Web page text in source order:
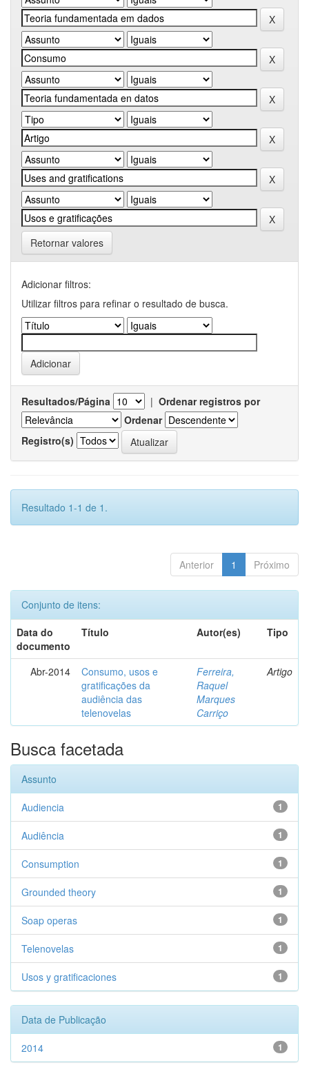
Retornar valores
Adicionar filtros:
Utilizar filtros para refinar o resultado de busca.
Resultados/Página | Ordenar registros por
Ordenar
Registro(s)
Resultado 1-1 de 1.
Anterior 1 Próximo
Conjunto de itens:
Data do
documento
Título Autor(es) Tipo
Abr-2014
Consumo, usos e
gratificações da
audiência das
telenovelas
Ferreira,
Raquel
Marques
Carriço
Artigo
Busca facetada
Assunto
1
Audiencia
1
Audiência
1
Consumption
1
Grounded theory
1
Soap operas
1
Telenovelas
1
Usos y gratificaciones
Data de Publicação
1
2014